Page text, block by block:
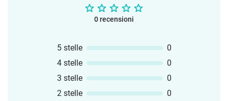
0 recensioni
5 stelle
0
4 stelle
0
3 stelle
0
2 stelle
0